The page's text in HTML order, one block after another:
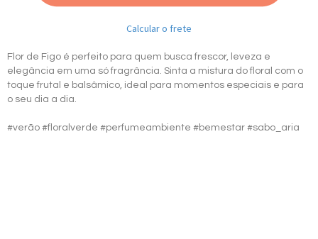
Calcular o frete
Flor de Figo é perfeito para quem busca frescor, leveza e
elegância em uma só fragrância. Sinta a mistura do floral com o
toque frutal e balsâmico, ideal para momentos especiais e para
o seu dia a dia.
#verão #floralverde #perfumeambiente #bemestar #sabo_aria